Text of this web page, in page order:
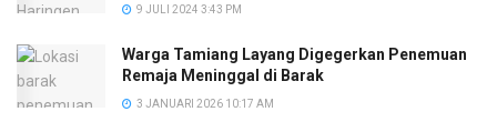
9 JULI 2024 3:43 PM
Warga Tamiang Layang Digegerkan Penemuan
Remaja Meninggal di Barak
3 JANUARI 2026 10:17 AM